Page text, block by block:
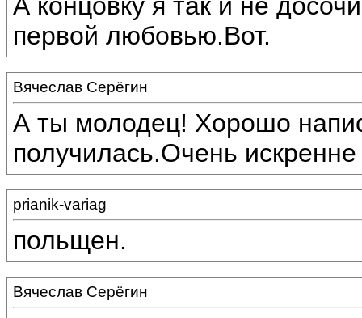
А концовку я так и не
первой любовью.Вот.
Вячеслав Серёгин
А ты молодец! Хорошо
получилась.Очень
prianik-variag
польщен.
Вячеслав Серёгин